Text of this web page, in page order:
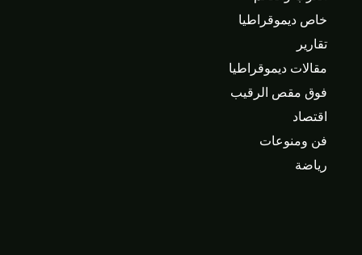
خاص ديموقراطيا
تقارير
مقالات ديموقراطيا
فوق مقص الرقيب
اقتصاد
فن ومنوعات
رياضة